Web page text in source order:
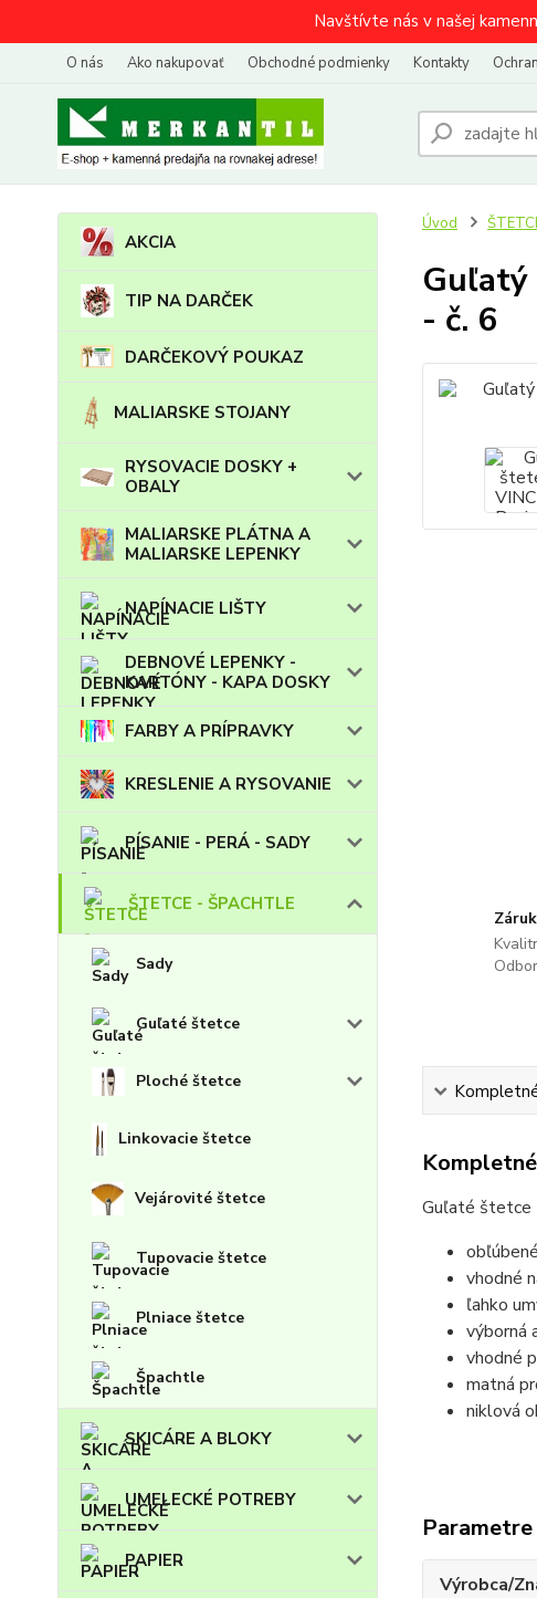
Navštívte nás v našej
O nás Ako nakupovať Obchodné podmienky Kontakty
AKCIA
TIP NA DARČEK
DARČEKOVÝ POUKAZ
MALIARSKE STOJANY
RYSOVACIE DOSKY +
OBALY
MALIARSKE PLÁTNA A
MALIARSKE LEPENKY
NAPÍNACIE LIŠTY
DEBNOVÉ LEPENKY -
KARTÓNY - KAPA DOSKY
FARBY A PRÍPRAVKY
KRESLENIE A RYSOVANIE
PÍSANIE - PERÁ - SADY
ŠTETCE - ŠPACHTLE
Sady
Guľaté štetce
Ploché štetce
Linkovacie štetce
Vejárovité štetce
Tupovacie štetce
Plniace štetce
Špachtle
SKICÁRE A BLOKY
UMELECKÉ POTREBY
PAPIER
Úvod
Guľatý
- č. 6
Guľaté štetce
vhodné
ľahko
výborná
vhodné
matná
niklová
Parametre
Výrobca/